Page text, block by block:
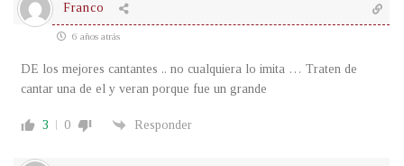
Franco
6 años atrás
DE los mejores cantantes .. no cualquiera lo imita … Traten de
cantar una de el y veran porque fue un grande
3 0 Responder